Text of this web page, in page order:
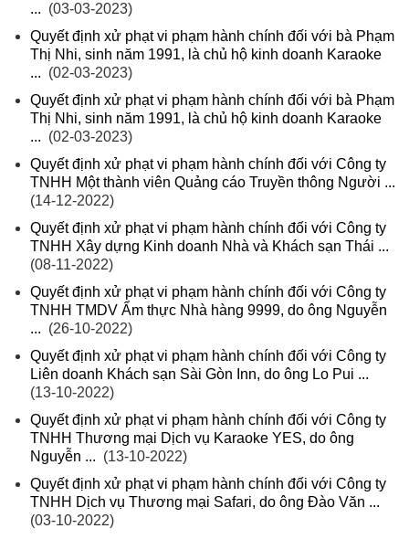
... (03-03-2023)
Quyết định xử phạt vi phạm hành chính đối với bà Phạm
Thị Nhi, sinh năm 1991, là chủ hộ kinh doanh Karaoke
... (02-03-2023)
Quyết định xử phạt vi phạm hành chính đối với bà Phạm
Thị Nhi, sinh năm 1991, là chủ hộ kinh doanh Karaoke
... (02-03-2023)
Quyết định xử phạt vi phạm hành chính đối với Công ty
TNHH Một thành viên Quảng cáo Truyền thông Người ...
(14-12-2022)
Quyết định xử phạt vi phạm hành chính đối với Công ty
TNHH Xây dựng Kinh doanh Nhà và Khách sạn Thái ...
(08-11-2022)
Quyết định xử phạt vi phạm hành chính đối với Công ty
TNHH TMDV Ẩm thực Nhà hàng 9999, do ông Nguyễn
... (26-10-2022)
Quyết định xử phạt vi phạm hành chính đối với Công ty
Liên doanh Khách sạn Sài Gòn Inn, do ông Lo Pui ...
(13-10-2022)
Quyết định xử phạt vi phạm hành chính đối với Công ty
TNHH Thương mại Dịch vụ Karaoke YES, do ông
Nguyễn ... (13-10-2022)
Quyết định xử phạt vi phạm hành chính đối với Công ty
TNHH Dịch vụ Thương mại Safari, do ông Đào Văn ...
(03-10-2022)